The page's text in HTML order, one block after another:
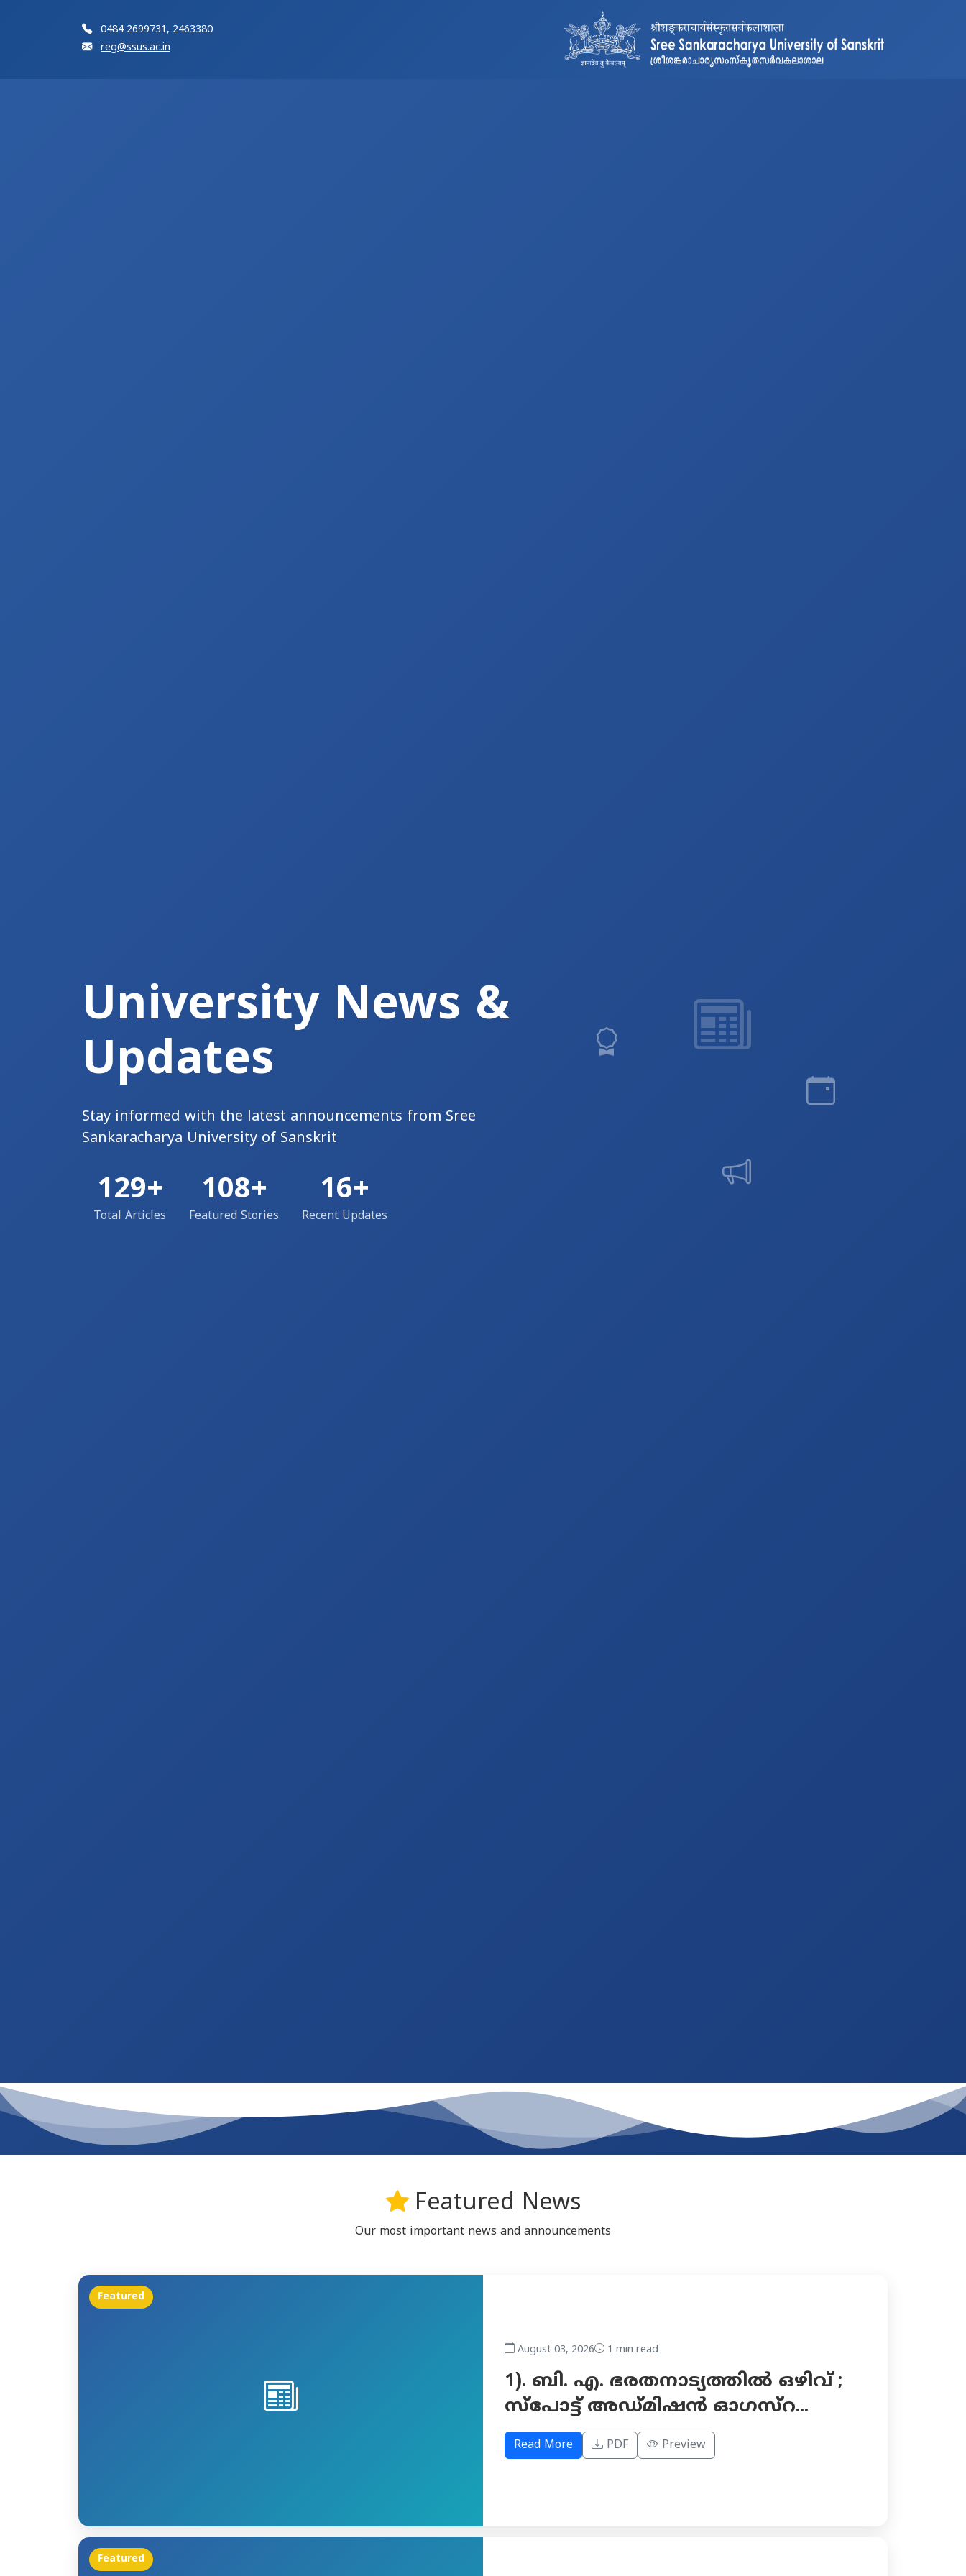
0484 2699731, 2463380
reg@ssus.ac.in
University News &
Updates
Stay informed with the latest announcements from Sree
Sankaracharya University of Sanskrit
129+
Total Articles
108+
Featured Stories
16+
Recent Updates
Featured News
Our most important news and announcements
Featured
August 03, 2026 1 min read
1). ബി. എ. ഭരതനാട്യത്തില്‍ ഒഴിവ്‍ ;
സ്പോട്ട് അഡ്മിഷൻ ഓഗസ്റ...
Read More PDF Preview
Featured